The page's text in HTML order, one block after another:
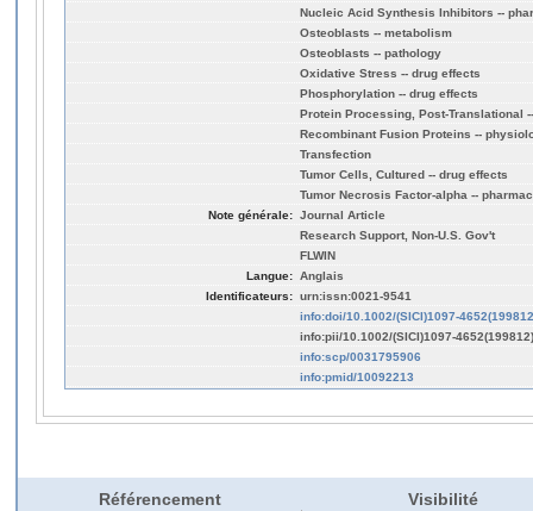
Nucleic Acid Synthesis Inhibitors --
Osteoblasts -- metabolism
Osteoblasts -- pathology
Oxidative Stress -- drug effects
Phosphorylation -- drug effects
Protein Processing, Post-Translational
Recombinant Fusion Proteins --
Transfection
Tumor Cells, Cultured -- drug effects
Tumor Necrosis Factor-alpha --
Note générale: Journal Article
Research Support, Non-U.S. Gov't
FLWIN
Langue: Anglais
Identificateurs: urn:issn:0021-9541
info:doi/10.1002/(SICI)1097-
info:pii/10.1002/(SICI)1097-
info:scp/0031795906
info:pmid/10092213
Référencement Visibilité